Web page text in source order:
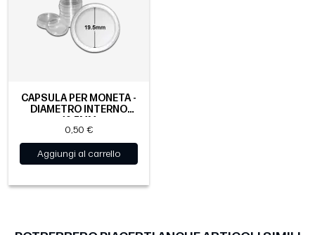
CAPSULA PER MONETA -
DIAMETRO INTERNO
19.5MM
0,50 €
Aggiungi al carrello